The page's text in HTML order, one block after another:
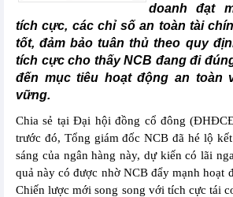
doanh đạt
tích cực, các chỉ số an toàn tài
tốt, đảm bảo tuân thủ theo quy
tích cực cho thấy NCB đang đi
đến mục tiêu hoạt động an toàn
vững.
Chia sẻ tại Đại hội đồng cổ đông
trước đó, Tổng giám đốc NCB đã hé lộ
sáng của ngân hàng này, dự kiến có lãi
quả này có được nhờ NCB đẩy mạnh hoạt
Chiến lược mới song song với tích cực tái